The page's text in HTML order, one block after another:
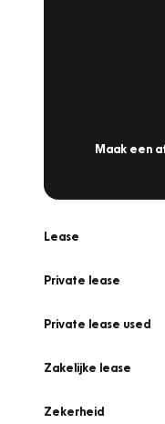
Maak een
Lease
Private lease
Private lease used
Zakelijke lease
Zekerheid